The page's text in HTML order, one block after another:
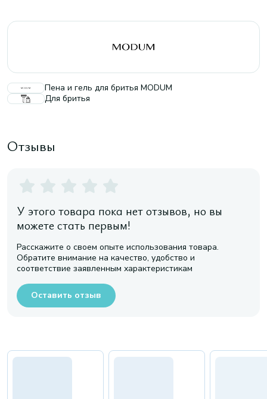
Пена и гель для бритья MODUM
Для бритья
Отзывы
У этого товара пока нет отзывов, но вы
можете стать первым!
Расскажите о своем опыте использования товара.
Обратите внимание на качество, удобство и
соответствие заявленным характеристикам
Оставить отзыв